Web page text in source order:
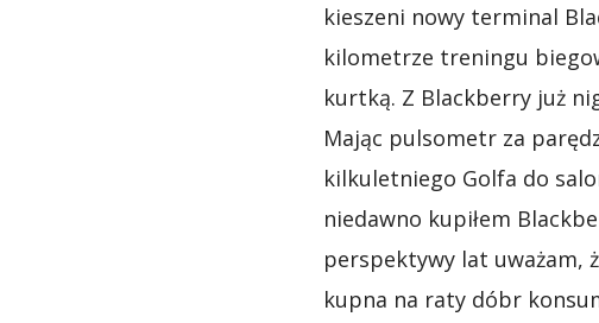
kieszeni nowy terminal
kilometrze treningu
kurtką. Z Blackberry już
Mając pulsometr za
kilkuletniego Golfa do
niedawno kupiłem
perspektywy lat uważam,
kupna na raty dóbr